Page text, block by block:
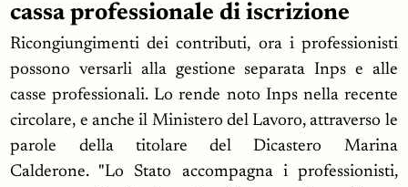
cassa professionale di iscrizione
Ricongiungimenti dei contributi, ora i professionisti
possono versarli alla gestione separata Inps e alle
casse professionali. Lo rende noto Inps nella recente
circolare, e anche il Ministero del Lavoro, attraverso le
parole della titolare del Dicastero Marina
Calderone. "Lo Stato accompagna i professionisti,